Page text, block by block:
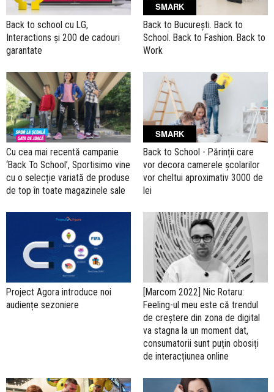
Back to school cu LG,
Interactions și 200 de cadouri
garantate
SMARK
Back to București. Back to
School. Back to Fashion. Back to
Work
Cu cea mai recentă campanie
‘Back To School’, Sportisimo vine
cu o selecție variată de produse
de top în toate magazinele sale
SMARK
Back to School - Părinții care
vor decora camerele școlarilor
vor cheltui aproximativ 3000 de
lei
Project Agora introduce noi
audiențe sezoniere
[Marcom 2022] Nic Rotaru:
Feeling-ul meu este că trendul
de creștere din zona de digital
va stagna la un moment dat,
consumatorii sunt puțin obosiți
de interacțiunea online